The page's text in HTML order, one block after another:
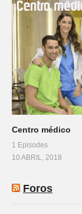
Centro médico
1 Episodes
10 ABRIL, 2018
Foros